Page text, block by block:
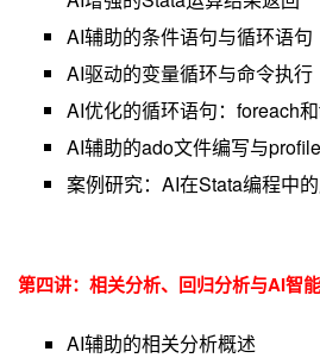
AI辅助的条件语句与循环语句
AI驱动的变量循环与命令执行
AI优化的循环语句：foreach
AI辅助的ado文件编写与
案例研究： AI在Stata编程中
第四讲：相关分析、回归分析与AI智
AI辅助的相关分析概述